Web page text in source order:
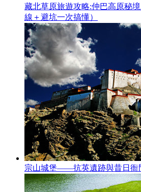
藏北草原旅遊攻略:仲巴高原秘
線＋避坑一次搞懂）
宗山城堡——抗英遺跡與昔日衙